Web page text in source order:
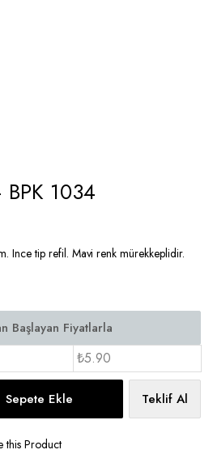
1034
Ince tip refil. Mavi renk mürekkeplidir.
₺5.90
Sepete Ekle Teklif Al
this Product